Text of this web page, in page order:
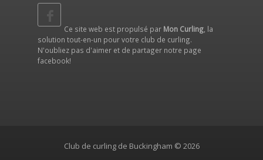
Ce site web est propulsé par Mon Curling , la
solution tout-en-un pour votre club de curling.
N'oubliez pas d'aimer et de partager notre page
facebook!
Club de curling de Buckingham © 2026